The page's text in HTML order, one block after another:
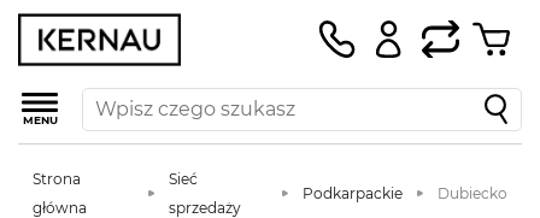
MENU
Strona
główna
Sieć
sprzedaży
Podkarpackie Dubiecko